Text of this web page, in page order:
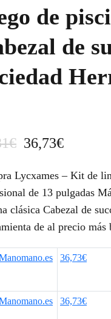
de
de
€ E
p
r
e
c
o
36,73€E
p
r
e
c
o
Lycxames – Kit de
de 13 pulgadas
clásica Cabezal de
de al precio más
36,73€
36,73€